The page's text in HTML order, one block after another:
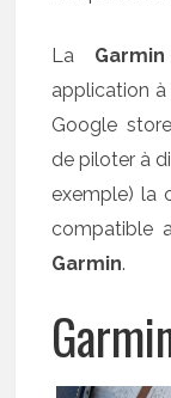
La
application
Google
de piloter à
exemple) la
compatible
Garmin.